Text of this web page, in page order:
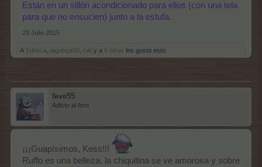
Están en un sillón acondicionado para ellos (con una tela
para que no ensucien) junto a la estufa.
23 Julio 2015
ATribeca lagringa65 cat y a 5 otros les gusta esto.
feve55
Adicto al foro
¡¡¡Guapísimos, Kess!!!
Ruffo es una belleza, la chiquitina se ve amorosa y sobre